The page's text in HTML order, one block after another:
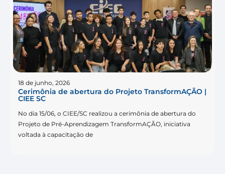
18 de junho, 2026
Cerimônia de abertura do Projeto TransformAÇÃO |
CIEE SC
No dia 15/06, o CIEE/SC realizou a cerimônia de abertura do
Projeto de Pré-Aprendizagem TransformAÇÃO, iniciativa
voltada à capacitação de